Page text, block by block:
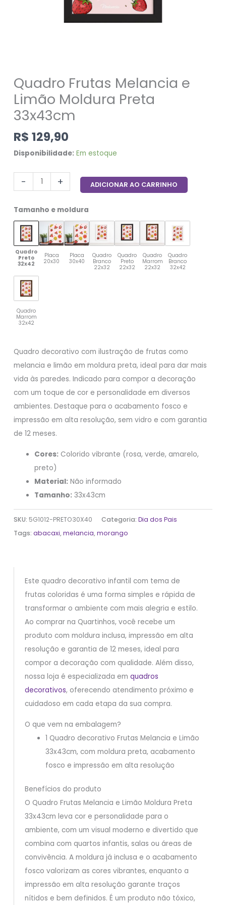
Quadro Frutas Melancia e
Limão Moldura Preta
33x43cm
R$ 129,90
Disponibilidade: Em estoque
- + ADICIONAR AO CARRINHO
Tamanho e moldura
Quadro
Preto
32x42
Placa
20x30
Placa
30x40
Quadro
Branco
22x32
Quadro
Preto
22x32
Quadro
Marrom
22x32
Quadro
Branco
32x42
Quadro
Marrom
32x42
Quadro decorativo com ilustração de frutas como
melancia e limão em moldura preta, ideal para dar mais
vida às paredes. Indicado para compor a decoração
com um toque de cor e personalidade em diversos
ambientes. Destaque para o acabamento fosco e
impressão em alta resolução, sem vidro e com garantia
de 12 meses.
Cores: Colorido vibrante (rosa, verde, amarelo,
preto)
Material: Não informado
Tamanho: 33x43cm
SKU: 5G1012-PRETO30X40 Categoria:Dia dos Pais
Tags:abacaxi,melancia,morango
Este quadro decorativo infantil com tema de
frutas coloridas é uma forma simples e rápida de
transformar o ambiente com mais alegria e estilo.
Ao comprar na Quartinhos, você recebe um
produto com moldura inclusa, impressão em alta
resolução e garantia de 12 meses, ideal para
compor a decoração com qualidade. Além disso,
nossa loja é especializada em quadros
decorativos, oferecendo atendimento próximo e
cuidadoso em cada etapa da sua compra.
O que vem na embalagem?
1 Quadro decorativo Frutas Melancia e Limão
33x43cm, com moldura preta, acabamento
fosco e impressão em alta resolução
Benefícios do produto
O Quadro Frutas Melancia e Limão Moldura Preta
33x43cm leva cor e personalidade para o
ambiente, com um visual moderno e divertido que
combina com quartos infantis, salas ou áreas de
convivência. A moldura já inclusa e o acabamento
fosco valorizam as cores vibrantes, enquanto a
impressão em alta resolução garante traços
nítidos e bem definidos. É um produto não tóxico,